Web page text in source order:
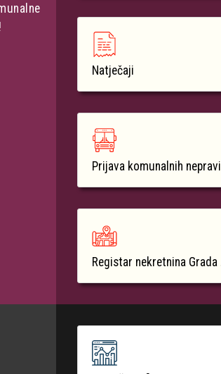
Natječaji
Prijava komunalnih nepravilnosti
Registar nekretnina Grada Krka